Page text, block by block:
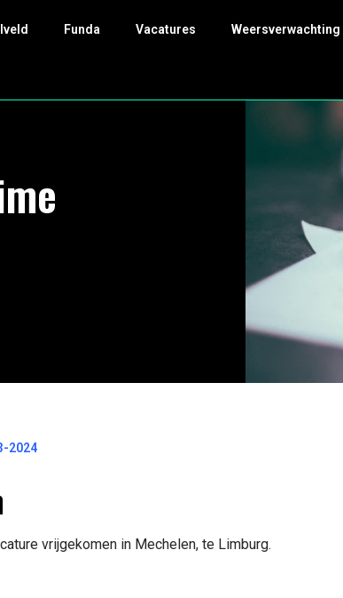
Funda Vacatures Weersverwachting
2024
vrijgekomen in Mechelen, te Limburg.